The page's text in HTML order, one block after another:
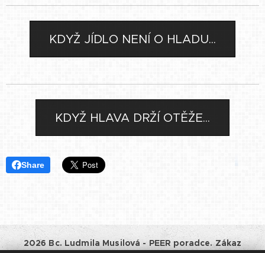
KDYŽ JÍDLO NENÍ O HLADU...
KDYŽ HLAVA DRŽÍ OTĚŽE...
Share
2026 Bc. Ludmila Musilová - PEER poradce. Zákaz